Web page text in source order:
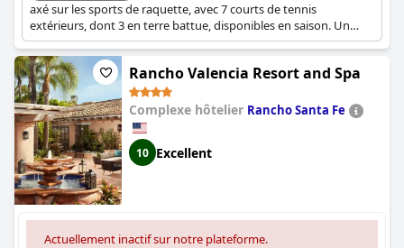
axé sur les sports de raquette, avec 7 courts de tennis
extérieurs, dont 3 en terre battue, disponibles en saison. Un
professionnel est sur place pour proposer des leçons, des
cliniques et des camps, avec un accès gratuit pour les clients du
complexe.
Rancho Valencia Resort and Spa
Complexe hôtelier Rancho Santa Fe
10 Excellent
Actuellement inactif sur notre plateforme.